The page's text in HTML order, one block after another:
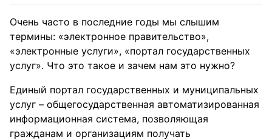
Очень часто в последние годы мы слышим
термины: «электронное правительство»,
«электронные услуги», «портал государственных
услуг». Что это такое и зачем нам это нужно?
Единый портал государственных и муниципальных
услуг – общегосударственная автоматизированная
информационная система, позволяющая
гражданам и организациям получать